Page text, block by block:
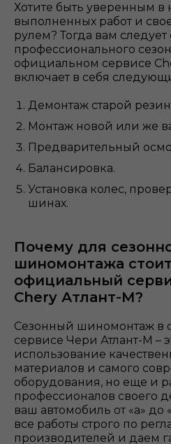
Хотите быть уверенным в
выполненных работ и
рулем? Тогда вам следует
профессионального
официальном сервисе
включает в себя
Демонтаж старой
Монтаж новой или же
Предварительный
Балансировка.
Установка колес,
шинах.
Почему для
шиномонтажа
официальный
Chery Атлант-М?
Сезонный шиномонтаж в
сервисе Чери Атлант-М –
использование
материалов и самого
оборудования, но еще и
профессионалов своего
ваш автомобиль от «а»
все работы строго по
производителей и даем